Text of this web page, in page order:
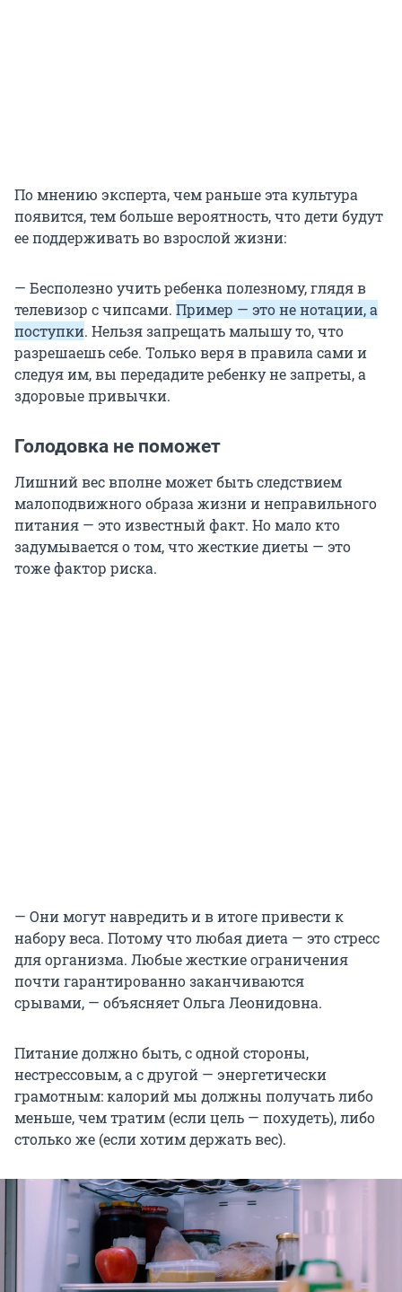
По мнению эксперта, чем раньше эта культура
появится, тем больше вероятность, что дети будут
ее поддерживать во взрослой жизни:
— Бесполезно учить ребенка полезному, глядя в
телевизор с чипсами. Пример — это не нотации, а
поступки. Нельзя запрещать малышу то, что
разрешаешь себе. Только веря в правила сами и
следуя им, вы передадите ребенку не запреты, а
здоровые привычки.
Голодовка не поможет
Лишний вес вполне может быть следствием
малоподвижного образа жизни и неправильного
питания — это известный факт. Но мало кто
задумывается о том, что жесткие диеты — это
тоже фактор риска.
— Они могут навредить и в итоге привести к
набору веса. Потому что любая диета — это стресс
для организма. Любые жесткие ограничения
почти гарантированно заканчиваются
срывами, — объясняет Ольга Леонидовна.
Питание должно быть, с одной стороны,
нестрессовым, а с другой — энергетически
грамотным: калорий мы должны получать либо
меньше, чем тратим (если цель — похудеть), либо
столько же (если хотим держать вес).